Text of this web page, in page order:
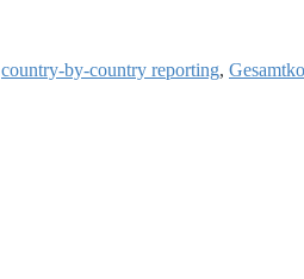
country-by-country reporting,